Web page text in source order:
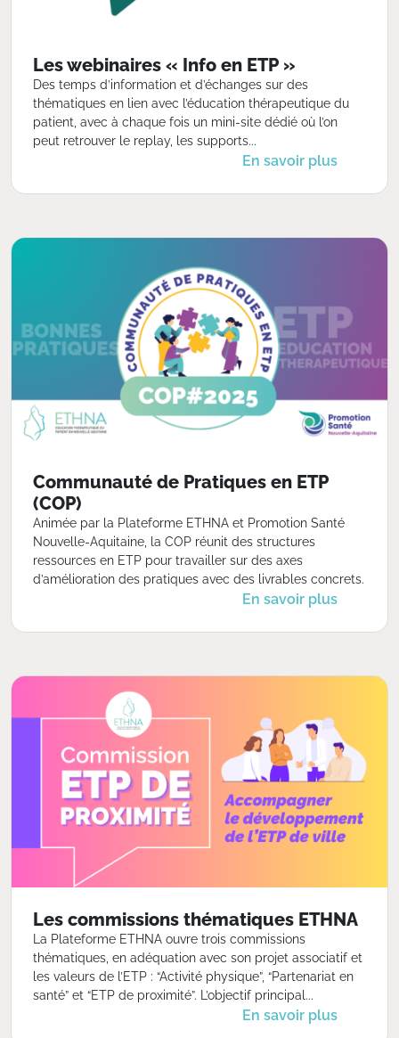
Les webinaires « Info en ETP »
Des temps d’information et d’échanges sur des
thématiques en lien avec l’éducation thérapeutique du
patient, avec à chaque fois un mini-site dédié où l’on
peut retrouver le replay, les supports...
En savoir plus
Communauté de Pratiques en ETP
(COP)
Animée par la Plateforme ETHNA et Promotion Santé
Nouvelle-Aquitaine, la COP réunit des structures
ressources en ETP pour travailler sur des axes
d’amélioration des pratiques avec des livrables concrets.
En savoir plus
Les commissions thématiques ETHNA
La Plateforme ETHNA ouvre trois commissions
thématiques, en adéquation avec son projet associatif et
les valeurs de l’ETP : “Activité physique”, “Partenariat en
santé” et “ETP de proximité”. L’objectif principal...
En savoir plus